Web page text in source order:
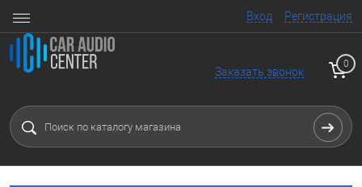
Вход Регистрация
Заказать звонок
0